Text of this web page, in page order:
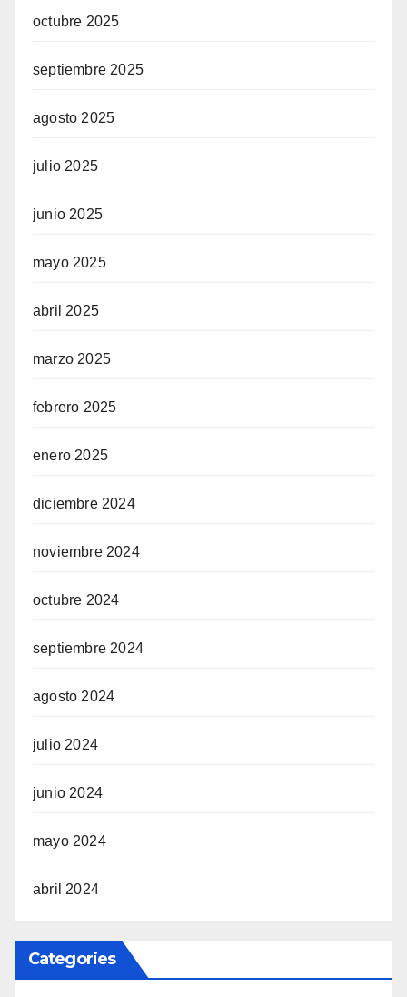
octubre 2025
septiembre 2025
agosto 2025
julio 2025
junio 2025
mayo 2025
abril 2025
marzo 2025
febrero 2025
enero 2025
diciembre 2024
noviembre 2024
octubre 2024
septiembre 2024
agosto 2024
julio 2024
junio 2024
mayo 2024
abril 2024
Categories